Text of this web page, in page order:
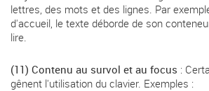
lettres, des mots et des lignes. Par
d'accueil, le texte déborde de son
lire.
(11) Contenu au survol et au focus :
gênent l'utilisation du clavier. Exemples :